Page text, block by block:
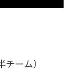
ーム）